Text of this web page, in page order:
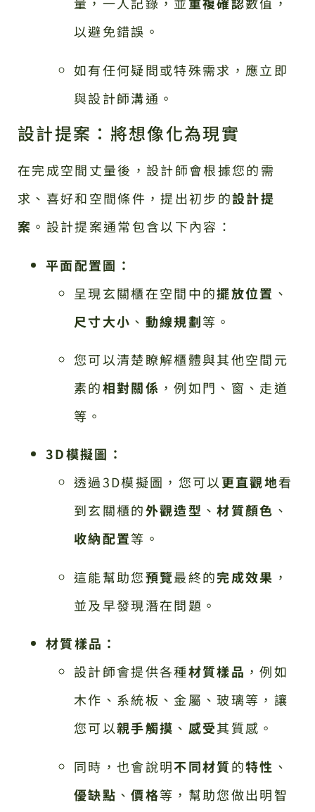
以避免錯誤。
如有任何疑問或特殊需求，應立即
與設計師溝通。
設計提案：將想像化為現實
在完成空間丈量後，設計師會根據您的需
求、喜好和空間條件，提出初步的設計提
案 。設計提案通常包含以下內容：
平面配置圖：
呈現玄關櫃在空間中的擺放位置 、
尺寸大小 、 動線規劃等。
您可以清楚瞭解櫃體與其他空間元
素的相對關係 ，例如門、窗、走道
等。
3D模擬圖：
透過3D模擬圖，您可以更直觀地看
到玄關櫃的外觀造型 、材質顏色 、
收納配置等。
這能幫助您預覽最終的完成效果 ，
並及早發現潛在問題。
材質樣品：
設計師會提供各種材質樣品 ，例如
木作、系統板、金屬、玻璃等，讓
您可以親手觸摸 、 感受其質感。
同時，也會說明不同材質的特性 、
優缺點 、價格等，幫助您做出明智